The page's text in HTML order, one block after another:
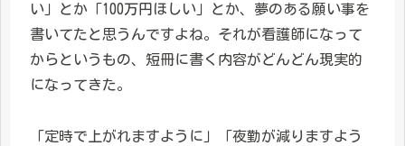
い」とか「100万円ほしい」とか、夢のある願い事を
書いてたと思うんですよね。それが看護師になって
からというもの、短冊に書く内容がどんどん現実的
になってきた。
「定時で上がれますように」「夜勤が減りますよう